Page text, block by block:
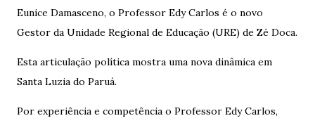
Eunice Damasceno, o Professor Edy Carlos é o novo
Gestor da Unidade Regional de Educação (URE) de Zé Doca.
Esta articulação política mostra uma nova dinâmica em
Santa Luzia do Paruá.
Por experiência e competência o Professor Edy Carlos,